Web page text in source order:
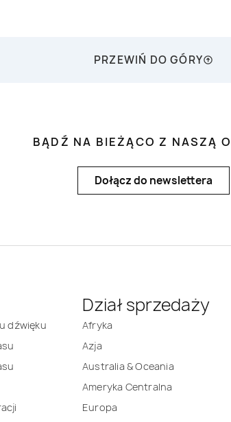
PRZEWIŃ DO GÓRY
BĄDŹ NA BIEŻĄCO Z NASZĄ
Dołącz do newslettera
dźwięku
Dział sprzedaży
Afryka
Azja
Australia & Oceania
Ameryka Centralna
Europa